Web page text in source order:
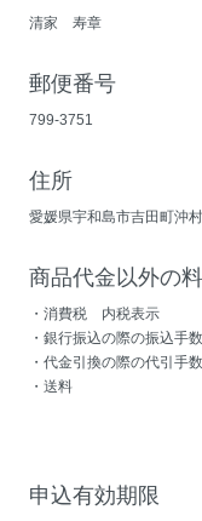
清家 寿章
郵便番号
799-3751
住所
愛媛県宇和島市吉田町沖
商品代金以外の
・消費税 内税表示
・銀行振込の際の振込手
・代金引換の際の代引手
・送料
申込有効期限